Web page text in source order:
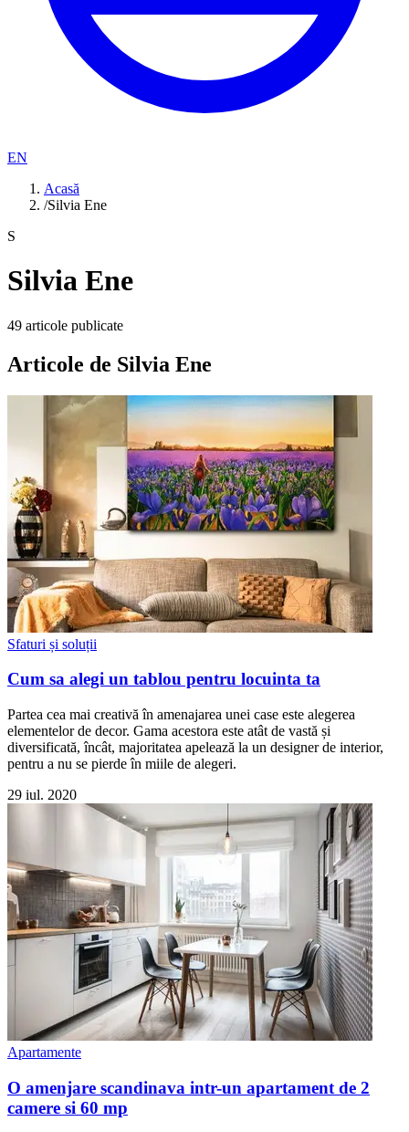
EN
Acasă
/Silvia Ene
S
Silvia Ene
49 articole publicate
Articole de Silvia Ene
Sfaturi și soluții
Cum sa alegi un tablou pentru locuinta ta
Partea cea mai creativă în amenajarea unei case este alegerea
elementelor de decor. Gama acestora este atât de vastă și
diversificată, încât, majoritatea apelează la un designer de interior,
pentru a nu se pierde în miile de alegeri.
29 iul. 2020
Apartamente
O amenjare scandinava intr-un apartament de 2
camere si 60 mp